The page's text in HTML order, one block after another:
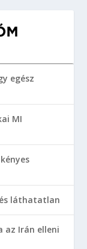
egész
MI
láthatatlan
az Irán elleni